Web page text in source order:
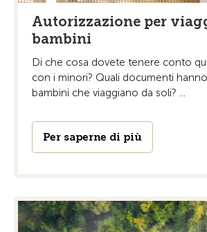
Autorizzazione per
bambini
Di che cosa dovete tenere conto
con i minori? Quali documenti
bambini che viaggiano da soli? ...
Per saperne di più